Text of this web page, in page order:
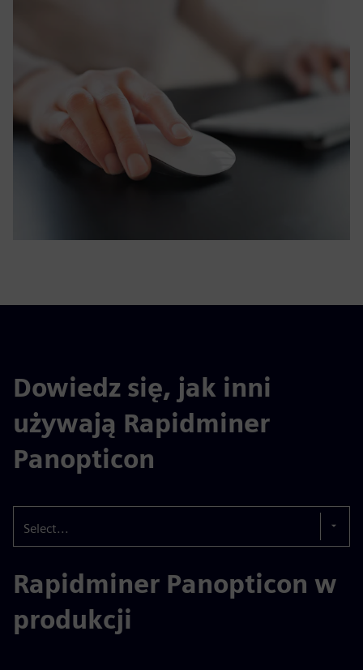
Dowiedz się, jak inni
używają Rapidminer
Panopticon
Select...
Rapidminer Panopticon w
produkcji